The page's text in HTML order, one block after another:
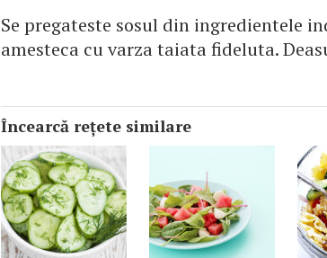
Se pregateste sosul din ingredientele
amesteca cu varza taiata fideluta.
Încearcă reţete similare